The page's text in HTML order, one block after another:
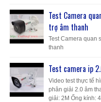
Test Camera
trợ âm thanh
Test Camera quan
thanh
Test camera ip
Video test thực tế
phân giải 2.0 âm
giải: 2M Ống kính: